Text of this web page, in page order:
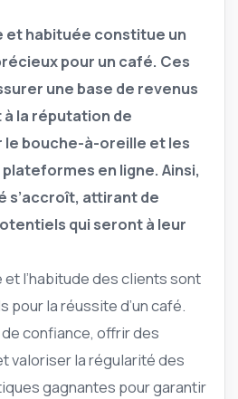
et habituée constitue un
pour un café. Ces
une base de revenus
la réputation de
le bouche-à-oreille et les
en ligne. Ainsi,
s’accroît, attirant de
qui seront à leur
l’habitude des clients sont
la réussite d’un café.
confiance, offrir des
valoriser la régularité des
gagnantes pour garantir